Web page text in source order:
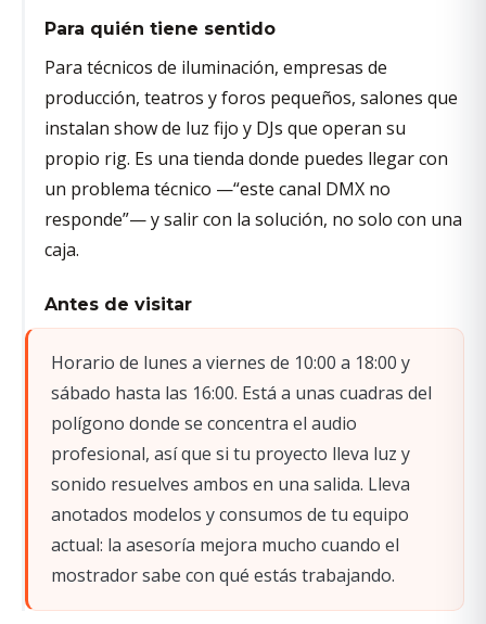
Para quién tiene sentido
Para técnicos de iluminación, empresas de
producción, teatros y foros pequeños, salones que
instalan show de luz fijo y DJs que operan su
propio rig. Es una tienda donde puedes llegar con
un problema técnico —“este canal DMX no
responde”— y salir con la solución, no solo con una
caja.
Antes de visitar
Horario de lunes a viernes de 10:00 a 18:00 y
sábado hasta las 16:00. Está a unas cuadras del
polígono donde se concentra el audio
profesional, así que si tu proyecto lleva luz y
sonido resuelves ambos en una salida. Lleva
anotados modelos y consumos de tu equipo
actual: la asesoría mejora mucho cuando el
mostrador sabe con qué estás trabajando.